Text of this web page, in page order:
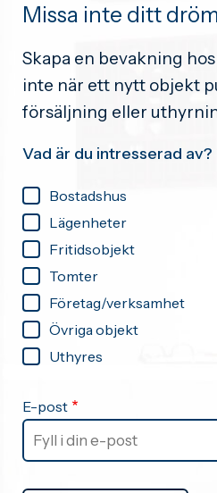
Missa inte ditt
E-post
Vad är du intresserad av?
Bostadshus
Företag/verksamhet
Fritidsobjekt
Lägenheter
Övriga objekt
Tomter
Uthyres
Skapa en bevakning hos
inte när ett nytt objekt
försäljning eller